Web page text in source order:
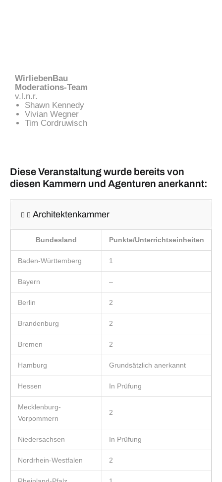
WirliebenBau
Moderations-Team
v.l.n.r.
Shawn Kennedy
Vivian Wegner
Tim Cordruwisch
Diese Veranstaltung wurde bereits von
diesen Kammern und Agenturen anerkannt:
Architektenkammer
Bundesland Punkte/Unterrichtseinheiten
Baden-Württemberg 1
Bayern –
Berlin 2
Brandenburg 2
Bremen 2
Hamburg Grundsätzlich anerkannt
Hessen In Prüfung
Mecklenburg-
Vorpommern
2
Niedersachsen In Prüfung
Nordrhein-Westfalen 2